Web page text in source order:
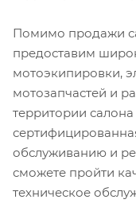
Помимо продажи
предоставим
мотоэкипировки,
мотозапчастей и
территории
обслуживанию и
сможете пройти
техническое